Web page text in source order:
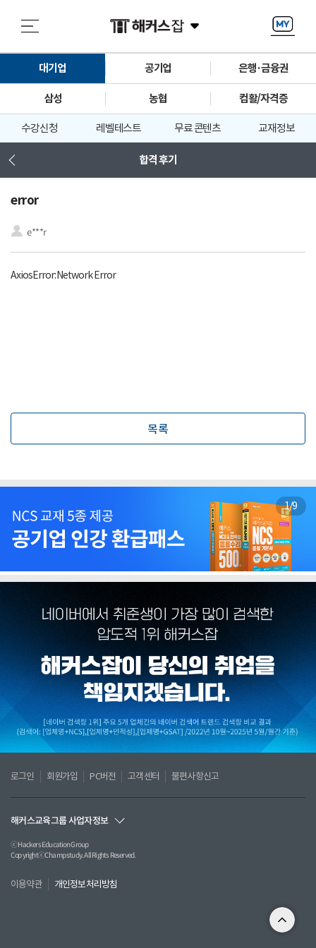
대기업 공기업 은행·금융권
삼성 농협 컴활/자격증
수강신청 레벨테스트 무료 콘텐츠 교재정보
합격 후기
error
e***r
AxiosError: Network Error
목록
1/9
로그인 회원가입 PC버전 고객센터 불편사항신고
해커스교육그룹 사업자정보
ⓒ Hackers Education Group
CopyrightⓒChampstudy. All Rights Reserved.
(주) 챔프스터디
이용약관 개인정보처리방침